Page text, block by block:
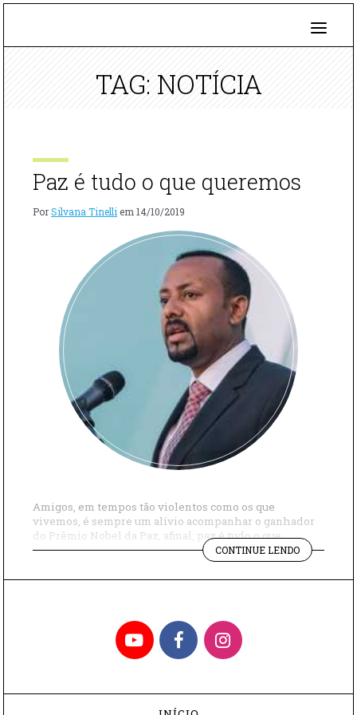
TAG: NOTÍCIA
Paz é tudo o que queremos
PorSilvana Tinelli em 14/10/2019
Amigos, em tempos tão violentos como os que
vivemos, é sempre um alívio acompanhar o ganhador
do Prêmio Nobel da Paz, afinal, paz é tudo o que
queremos, né? A notícia da entrega do 100º Nobel da
Paz veio no final da semana passada e o vencedor foi
Abiy Ahmed Ali, primeiro-ministro de Etiópia desde 2
CONTINUE LENDO"PAZ
É
TUDO
YouTubeFacebookInstagram